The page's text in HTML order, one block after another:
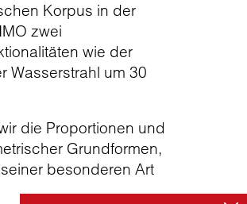
Korpus in der
zwei
wie der
Wasserstrahl um 30
die Proportionen und
Grundformen,
besonderen Art